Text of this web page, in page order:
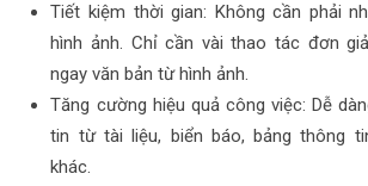
Tiết kiệm thời gian: Không cần phải
hình ảnh. Chỉ cần vài thao tác đơn
ngay văn bản từ hình ảnh.
Tăng cường hiệu quả công việc: Dễ
tin từ tài liệu, biển báo, bảng thông
khác.